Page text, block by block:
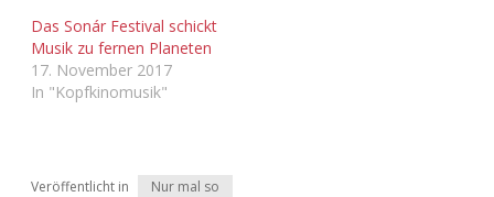
Das Sonár Festival schickt
Musik zu fernen Planeten
17. November 2017
In "Kopfkinomusik"
Veröffentlicht in Nur mal so